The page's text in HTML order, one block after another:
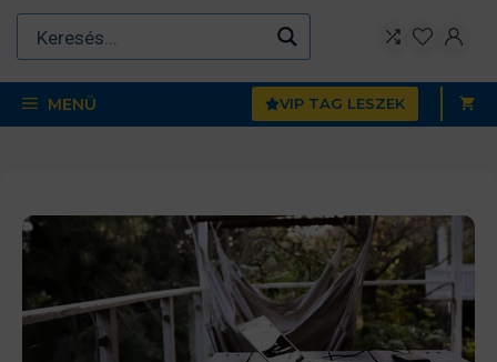
MENÜ VIP TAG LESZEK